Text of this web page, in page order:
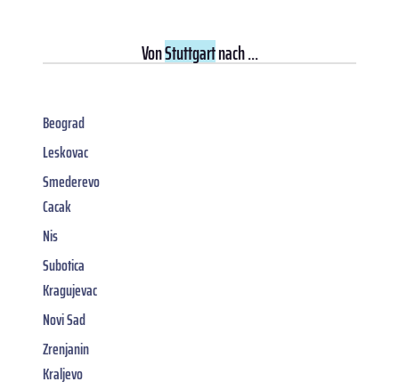
VonStuttgartnach ...
Beograd
Leskovac
Smederevo
Cacak
Nis
Subotica
Kragujevac
Novi Sad
Zrenjanin
Kraljevo